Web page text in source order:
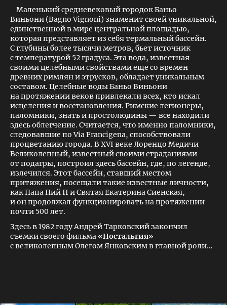
Маленький средневековый городок Баньо
Виньони (Bagno Vignoni) знаменит своей уникальной,
единственной в мире центральной площадью,
которая представляет из себя термальный бассейн.
С глубины более тысячи метров, бьет источник
с температурой 52 градуса. Эта вода, известная
своими целебными свойствами еще со времен
древних римлян и этрусков, обладает уникальным
составом. Целебные воды Баньо Виньони
на протяжении веков привлекали всех, кто искал
исцеления и восстановления. Римские легионеры,
паломники, знать и простолюдины — все находили
здесь облегчение. Считается, что именно паломники,
следовавшие по Via Francigena, способствовали
процветанию города. В XVI веке Лоренцо Медичи
Великолепный, известный своими страданиями
от подагры, построил здесь бассейн, где, по легенде,
излечился. Этот бассейн, ставший местом
притяжения, посещали такие известные личности,
как Папа Пий II и Святая Екатерина Сиенская,
и он продолжал функционировать на протяжении
почти 500 лет.
Здесь в 1982 году Андрей Тарковский закончил
съемки своего фильма «Ностальгия»
с великолепным Олегом Янковским в главной роли…